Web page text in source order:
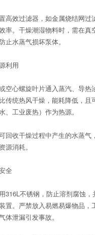
效过滤器，如金属烧结网过
率。干燥潮湿物料时，需在真
止水蒸气损坏泵体。
利用
心螺旋叶片通入蒸汽、导热
传统热风干燥，能耗降低，且
、工业废热）作为热源。
收干燥过程中产生的水蒸气
源消耗。
全
不锈钢，防止溶剂腐蚀，
置。严禁放入易燃易爆物品，
体泄漏引发事故。